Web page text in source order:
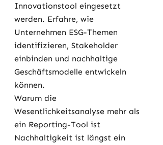
Innovationstool eingesetzt
werden. Erfahre, wie
Unternehmen ESG-Themen
identifizieren, Stakeholder
einbinden und nachhaltige
Geschäftsmodelle entwickeln
können.
Warum die
Wesentlichkeitsanalyse mehr als
ein Reporting-Tool ist
Nachhaltigkeit ist längst ein